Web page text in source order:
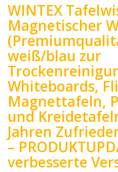
WINTEX
Magnetischer
weiß/blau zur
Whiteboards,
Magnettafeln,
und
Jahren
–
verbesserte